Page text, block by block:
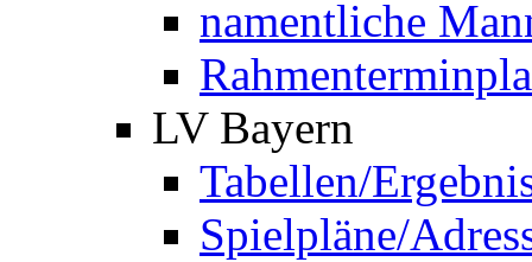
namentliche
LV Bayern
Tabellen/
Spielpläne/